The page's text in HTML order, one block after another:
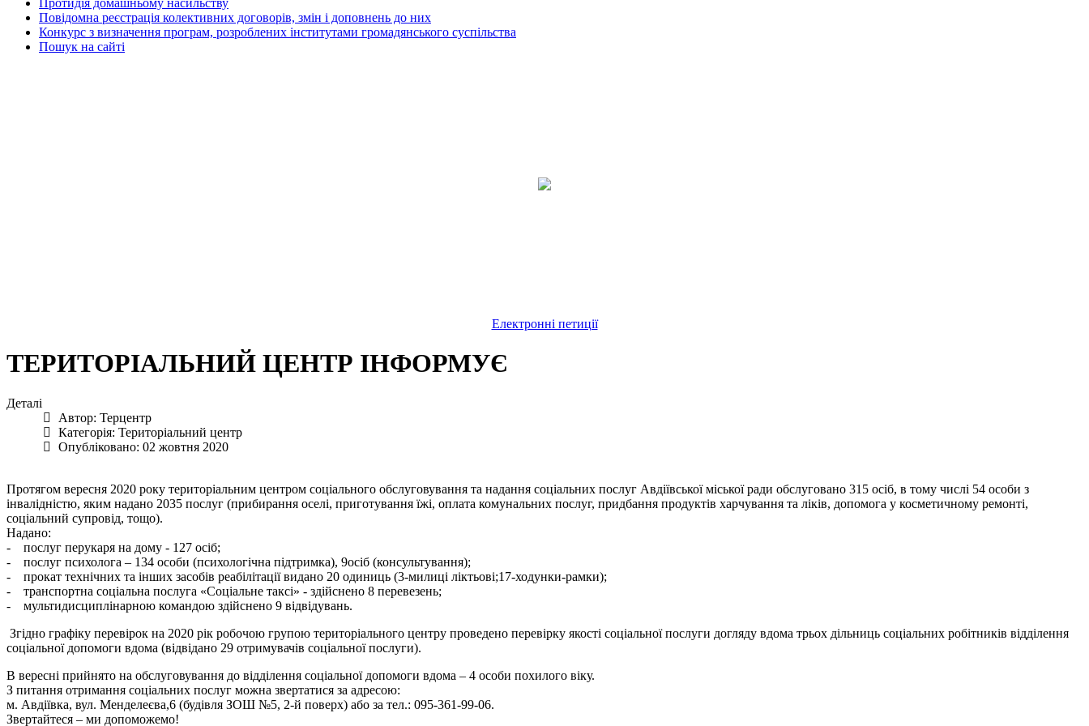
Протидія домашньому насильству
Повідомна реєстрація колективних договорів, змін і доповнень до них
Конкурс з визначення програм, розроблених інститутами громадянського суспільства
Пошук на сайті
Електронні петиції
ТЕРИТОРІАЛЬНИЙ ЦЕНТР ІНФОРМУЄ
Деталі
Автор: Терцентр
Категорія: Територіальний центр
Опубліковано: 02 жовтня 2020
Протягом вересня 2020 року територіальним центром соціального обслуговування та надання соціальних послуг Авдіївської міської ради обслуговано 315 осіб, в тому числі 54 особи з
інвалідністю, яким надано 2035 послуг (прибирання оселі, приготування їжі, оплата комунальних послуг, придбання продуктів харчування та ліків, допомога у косметичному ремонті,
соціальний супровід, тощо).
Надано:
- послуг перукаря на дому - 127 осіб;
- послуг психолога – 134 особи (психологічна підтримка), 9осіб (консультування);
- прокат технічних та інших засобів реабілітації видано 20 одиниць (3-милиці ліктьові;17-ходунки-рамки);
- транспортна соціальна послуга «Соціальне таксі» - здійснено 8 перевезень;
- мультидисциплінарною командою здійснено 9 відвідувань.
Згідно графіку перевірок на 2020 рік робочою групою територіального центру проведено перевірку якості соціальної послуги догляду вдома трьох дільниць соціальних робітників відділення
соціальної допомоги вдома (відвідано 29 отримувачів соціальної послуги).
В вересні прийнято на обслуговування до відділення соціальної допомоги вдома – 4 особи похилого віку.
З питання отримання соціальних послуг можна звертатися за адресою:
м. Авдіївка, вул. Менделеєва,6 (будівля ЗОШ №5, 2-й поверх) або за тел.: 095-361-99-06.
Звертайтеся – ми допоможемо!